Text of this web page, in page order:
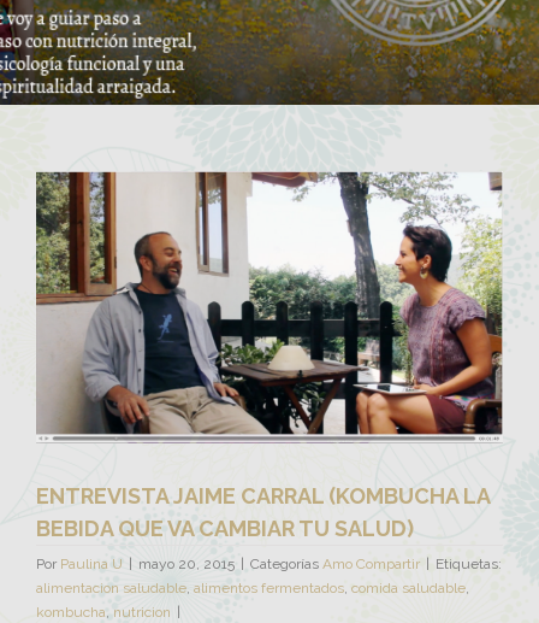
ENTREVISTA JAIME CARRAL (KOMBUCHA LA
BEBIDA QUE VA CAMBIAR TU SALUD)
Por Paulina U mayo 20, 2015 Categorías Amo Compartir
Etiquetas:
alimentacion saludable, alimentos fermentados, comida saludable,
kombucha, nutricion